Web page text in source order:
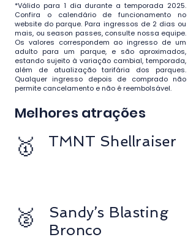
*Válido para 1 dia durante a temporada 2025.
Confira o calendário de funcionamento no
website do parque. Para ingressos de 2 dias ou
mais, ou season passes, consulte nossa equipe.
Os valores correspondem ao ingresso de um
adulto para um parque, e são aproximados,
estando sujeito à variação cambial, temporada,
além de atualização tarifária dos parques.
Qualquer ingresso depois de comprado não
permite cancelamento e não é reembolsável.
Melhores atrações
🥇 TMNT Shellraiser
🥈
Sandy’s Blasting
Bronco